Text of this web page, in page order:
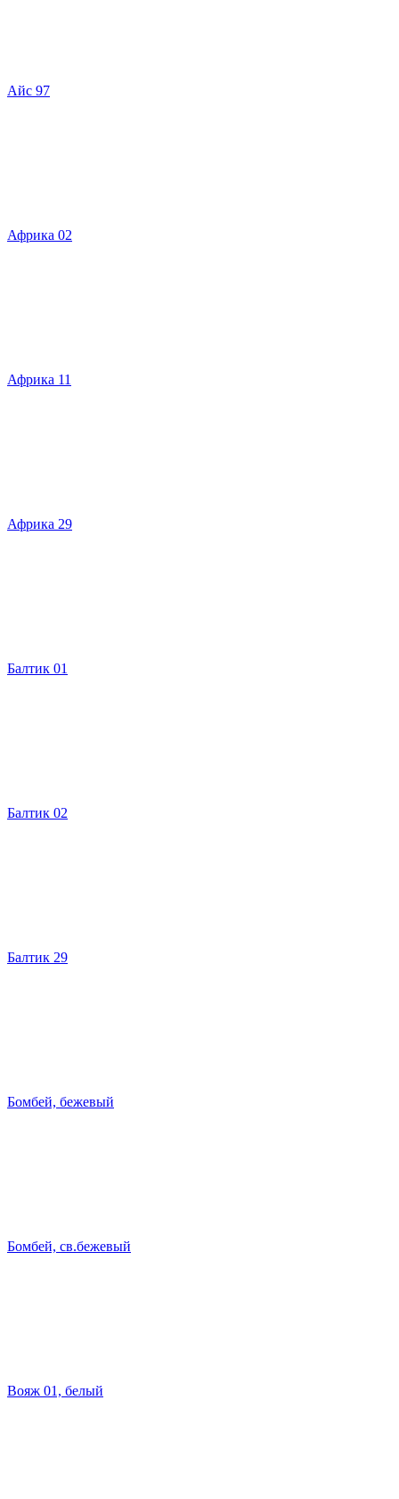
Айс 97
Африка 02
Африка 11
Африка 29
Балтик 01
Балтик 02
Балтик 29
Бомбей, бежевый
Бомбей, св.бежевый
Вояж 01, белый